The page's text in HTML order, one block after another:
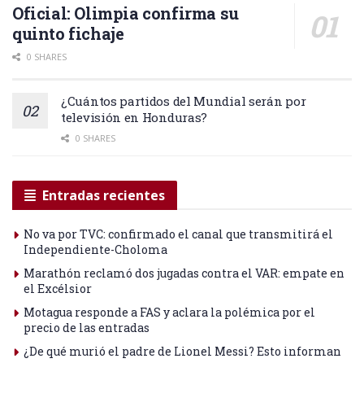
Oficial: Olimpia confirma su
quinto fichaje
0 SHARES
¿Cuántos partidos del Mundial serán por
televisión en Honduras?
0 SHARES
Entradas recientes
No va por TVC: confirmado el canal que transmitirá el
Independiente-Choloma
Marathón reclamó dos jugadas contra el VAR: empate en
el Excélsior
Motagua responde a FAS y aclara la polémica por el
precio de las entradas
¿De qué murió el padre de Lionel Messi? Esto informan